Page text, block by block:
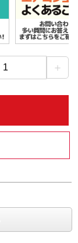
1 ＋